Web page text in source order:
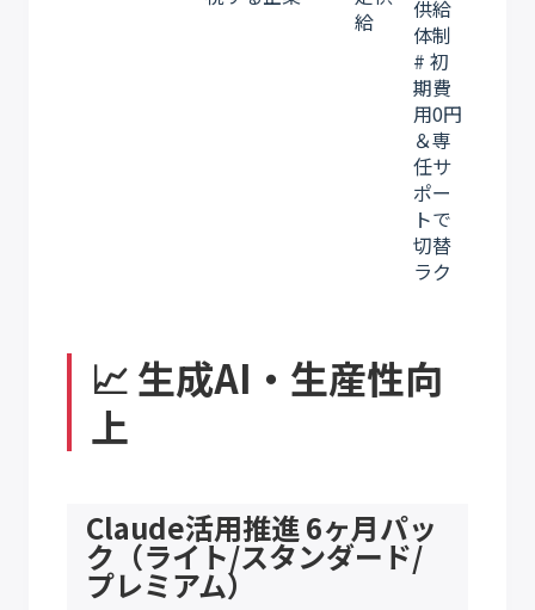
給
供給
体制
# 初
期費
用0円
＆専
任サ
ポー
トで
切替
ラク
📈 生成AI・生産性向
上
Claude活用推進 6ヶ月パッ
ク（ライト/スタンダード/
プレミアム）